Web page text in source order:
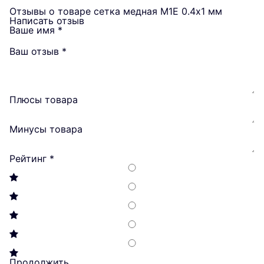
Отзывы о товаре сетка медная М1Е 0.4х1 мм
Написать отзыв
Ваше имя *
Ваш отзыв *
Плюсы товара
Минусы товара
Рейтинг *